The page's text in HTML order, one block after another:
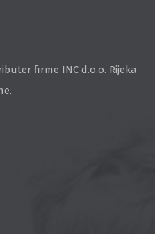
firme INC d.o.o. Rijeka